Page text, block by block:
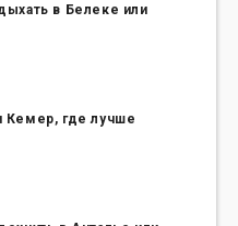
в Белеке или
Кемер, где лучше